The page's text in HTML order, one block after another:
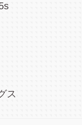
ス